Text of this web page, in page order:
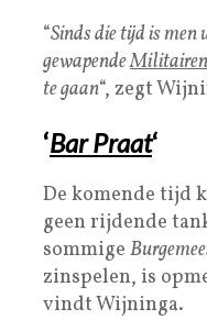
“Sinds die tijd is
gewapendeMilitairen
te gaan“, zegt
‘Bar Praat‘
De komende tijd
geen rijdende
sommige
zinspelen, is
vindt Wijninga.